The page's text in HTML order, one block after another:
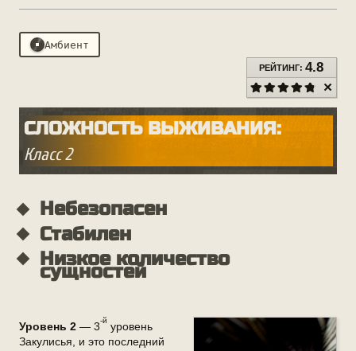
РЕЙТИНГ:4.8
СЛОЖНОСТЬ ВЫЖИВАНИЯ:
Класс 2
Уровень 2 — 3-й уровень
Закулисья, и это последний